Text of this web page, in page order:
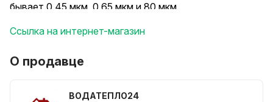
бывает 0,45 мкм, 0,65 мкм и 80 мкм.
Чем толще фольга - тем легче с ней работать. Она не
Самая тонкая 0,45 мкм - требует бережного с ней
Ссылка на интернет-магазин
О продавце
ВОДАТЕПЛО24